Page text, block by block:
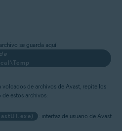
se guarda aquí:
de archivos de Avast, repite los
de estos archivos:
: interfaz de usuario de Avast